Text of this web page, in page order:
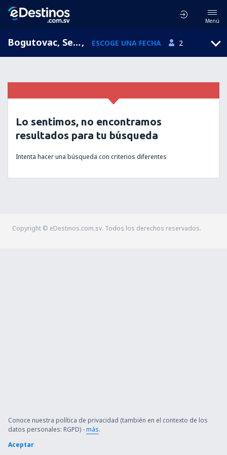
Menú
Bogutovac, Serbia, ESCOGE UNA FECHA 2
Lo sentimos, no encontramos
resultados para tu búsqueda
Intenta hacer una búsqueda con criterios diferentes
Copyright © eDestinos.com.sv. Todos los derechos reservados.
Conoce nuestra política de privacidad (también en el contexto de los
datos personales: RGPD) -más.
Aceptar